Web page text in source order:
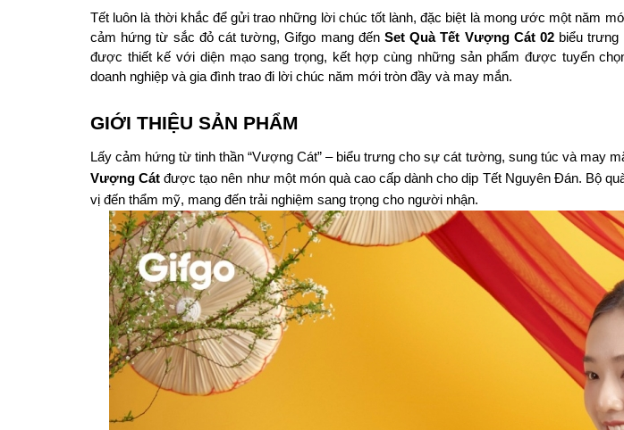
Tết luôn là thời khắc để gửi trao những lời chúc tốt lành, đặc biệt là mong ước một năm
cảm hứng từ sắc đỏ cát tường, Gifgo mang đến Set Quà Tết Vượng Cát 02 biểu
được thiết kế với diện mạo sang trọng, kết hợp cùng những sản phẩm được tuyển
doanh nghiệp và gia đình trao đi lời chúc năm mới tròn đầy và may mắn.
GIỚI THIỆU SẢN PHẨM
Lấy cảm hứng từ tinh thần “Vượng Cát” – biểu trưng cho sự cát tường, sung túc và may
Vượng Cát được tạo nên như một món quà cao cấp dành cho dịp Tết Nguyên Đán. Bộ
vị đến thẩm mỹ, mang đến trải nghiệm sang trọng cho người nhận.